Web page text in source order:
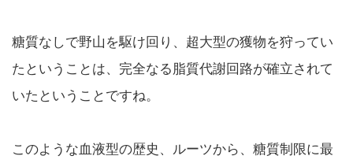
糖質なしで野山を駆け回り、超大型の獲物を狩ってい
たということは、完全なる脂質代謝回路が確立されて
いたということですね。
このような血液型の歴史、ルーツから、糖質制限に最